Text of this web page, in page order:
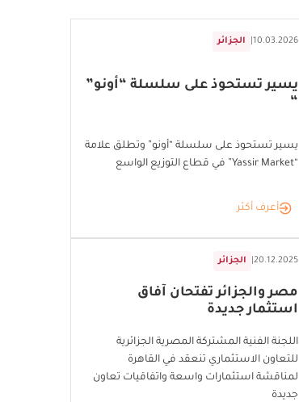
الجزائر 10.03.2026
يسير تستحوذ على سلسلة “أونو”
“
يسير تستحوذ على سلسلة “أونو” وتطلق علامة
“Yassir Market” في قطاع التوزيع الواسع
أعرف أكثر
الجزائر 20.12.2025
مصر والجزائر تفتحان آفاق
استثمار جديدة
اللجنة الفنية المشتركة المصرية الجزائرية
للتعاون الاستثماري تنعقد في القاهرة
لمناقشة استثمارات واسعة واتفاقيات تعاون
جديدة